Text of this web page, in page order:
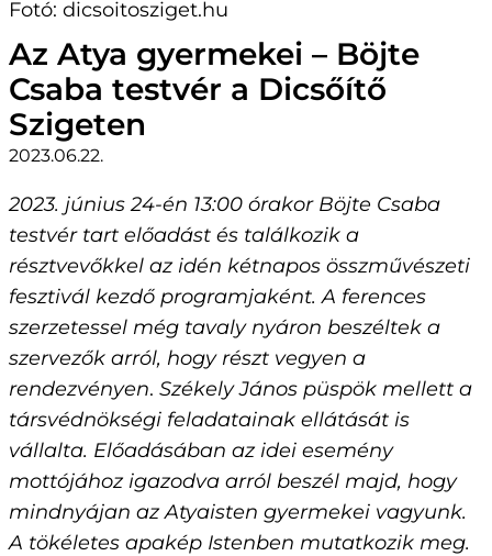
Az Atya gyermekei – Böjte
Csaba testvér a Dicsőítő
Szigeten
2023.06.22.
2023. június 24-én 13:00 órakor Böjte Csaba
testvér tart előadást és találkozik a
résztvevőkkel az idén kétnapos összművészeti
fesztivál kezdő programjaként. A ferences
szerzetessel még tavaly nyáron beszéltek a
szervezők arról, hogy részt vegyen a
rendezvényen. Székely János püspök mellett a
társvédnökségi feladatainak ellátását is
vállalta. Előadásában az idei esemény
mottójához igazodva arról beszél majd, hogy
mindnyájan az Atyaisten gyermekei vagyunk.
A tökéletes apakép Istenben mutatkozik meg.